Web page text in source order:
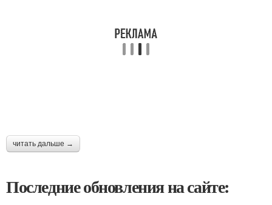
читать дальше →
Последние обновления на сайте: